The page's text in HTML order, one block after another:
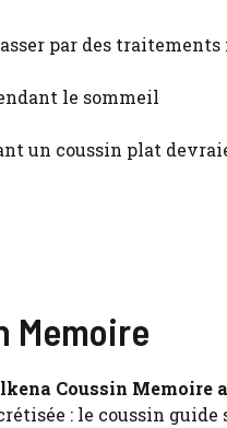
par des
le sommeil
un coussin plat
Memoire
Coussin Memoire
: le coussin